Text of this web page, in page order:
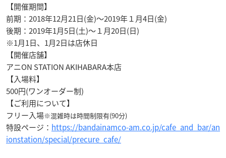
【開催期間】
前期：2018年12月21日(金)～2019年１月4日(金)
後期：2019年1月5日(土)～１月20日(日)
※1月1日、1月2日は店休日
【開催店舗】
アニON STATION AKIHABARA本店
【入場料】
500円(ワンオーダー制)
【ご利用について】
フリー入場※混雑時は時間制限有(90分)
特設ページ： https://bandainamco-am.co.jp/cafe_and_bar/an
ionstation/special/precure_cafe/